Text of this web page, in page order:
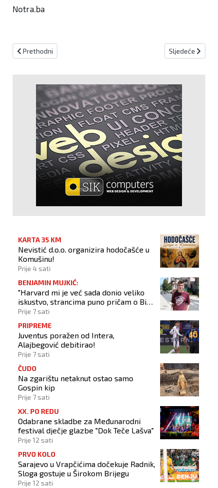
Notra.ba
Prethodni članak: Inter službeno predstavio Petra Sučića!
Prethodni Sljedeći
Sljedeće
KARTA 35 KM
Nevistić d.o.o. organizira hodočašće u
Komušinu!
Prije 4 sati
BENJAMIN MUJKIĆ:
"Harvard mi je već sada donio veliko
iskustvo, strancima puno pričam o BiH
i Novom Travniku"
Prije 7 sati
PRIPREME
Juventus poražen od Intera,
Alajbegović debitirao!
Prije 7 sati
ČUDO
Na zgarištu netaknut ostao samo
Gospin kip
Prije 7 sati
XX. PO REDU
Odabrane skladbe za Međunarodni
festival dječje glazbe "Dok Teče Lašva"
Prije 12 sati
PRVO KOLO
Sarajevo u Vrapčićima dočekuje Radnik,
Sloga gostuje u Širokom Brijegu
Prije 12 sati